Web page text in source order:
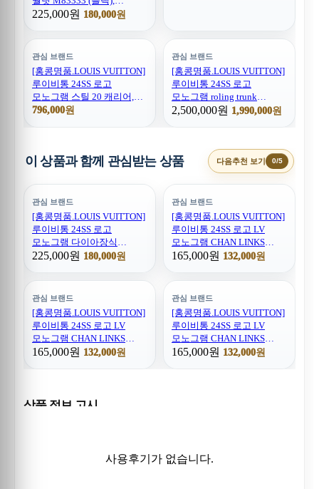
BGM4061, BDA, 명품지갑,
사이트,명품쇼핑몰
225,000원 180,000원
관심 브랜드
[홍콩명품.LOUIS VUITTON]
루이비통 24SS 로고
모노그램 스틸 20 캐리어,
CR116, B4, 홍콩명품쇼핑몰,
796,000원
관심 브랜드
[홍콩명품.LOUIS VUITTON]
루이비통 24SS 로고
모노그램 roling trunk
캐리어, CR115, B4,
2,500,000원 1,990,000원
이 상품과 함께 관심받는 상품 다음추천 보기 0/5
관심 브랜드
[홍콩명품.LOUIS VUITTON]
루이비통 24SS 로고
모노그램 다이아장식
925실버 팔찌, ET2678, NNT,
온라인명품사이트,남자명품,
해외직구
225,000원 180,000원
관심 브랜드
[홍콩명품.LOUIS VUITTON]
루이비통 24SS 로고 LV
모노그램 CHAN LINKS
PATCHES 22cm 팔찌,
홍콩명품쇼핑몰,인터넷명품,
온라인명품사이트,남자명품,
해외직구
165,000원 132,000원
관심 브랜드
[홍콩명품.LOUIS VUITTON]
루이비통 24SS 로고 LV
모노그램 CHAN LINKS
PATCHES 21cm 팔찌,
해외직구
165,000원 132,000원
관심 브랜드
[홍콩명품.LOUIS VUITTON]
루이비통 24SS 로고 LV
모노그램 CHAN LINKS
PATCHES 22cm 팔찌,
165,000원 132,000원
상품 정보 고시
사용후기가 없습니다.